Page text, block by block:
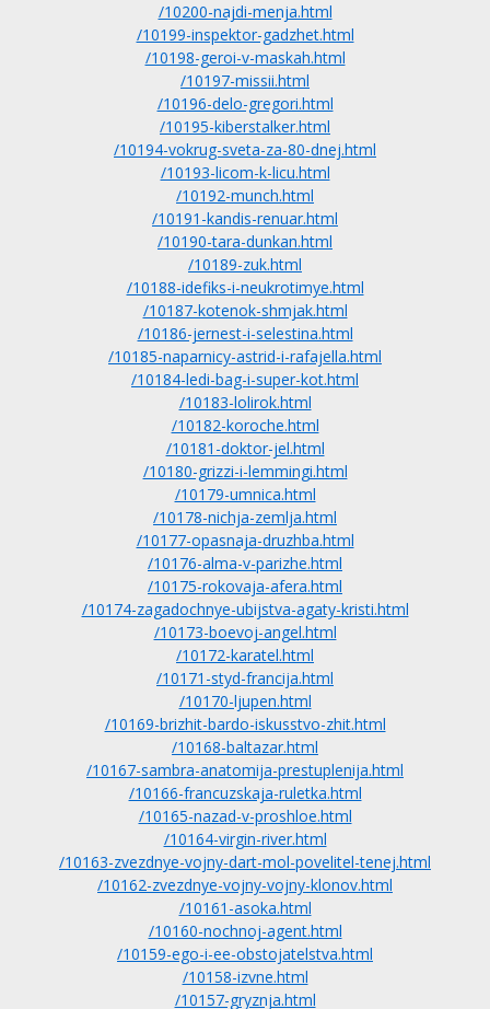
/10200-najdi-menja.html
/10199-inspektor-gadzhet.html
/10198-geroi-v-maskah.html
/10197-missii.html
/10196-delo-gregori.html
/10195-kiberstalker.html
/10194-vokrug-sveta-za-80-dnej.html
/10193-licom-k-licu.html
/10192-munch.html
/10191-kandis-renuar.html
/10190-tara-dunkan.html
/10189-zuk.html
/10188-idefiks-i-neukrotimye.html
/10187-kotenok-shmjak.html
/10186-jernest-i-selestina.html
/10185-naparnicy-astrid-i-rafajella.html
/10184-ledi-bag-i-super-kot.html
/10183-lolirok.html
/10182-koroche.html
/10181-doktor-jel.html
/10180-grizzi-i-lemmingi.html
/10179-umnica.html
/10178-nichja-zemlja.html
/10177-opasnaja-druzhba.html
/10176-alma-v-parizhe.html
/10175-rokovaja-afera.html
/10174-zagadochnye-ubijstva-agaty-kristi.html
/10173-boevoj-angel.html
/10172-karatel.html
/10171-styd-francija.html
/10170-ljupen.html
/10169-brizhit-bardo-iskusstvo-zhit.html
/10168-baltazar.html
/10167-sambra-anatomija-prestuplenija.html
/10166-francuzskaja-ruletka.html
/10165-nazad-v-proshloe.html
/10164-virgin-river.html
/10163-zvezdnye-vojny-dart-mol-povelitel-tenej.html
/10162-zvezdnye-vojny-vojny-klonov.html
/10161-asoka.html
/10160-nochnoj-agent.html
/10159-ego-i-ee-obstojatelstva.html
/10158-izvne.html
/10157-gryznja.html